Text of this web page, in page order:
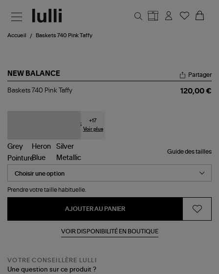
Accueil Baskets 740 Pink Taffy
NEW BALANCE
Baskets
Partager
Baskets 740 Pink Taffy 120,00 €
+17
Voir plus
Guide des tailles
Pointure
Prendre votre taille habituelle.
AJOUTER AU PANIER
VOIR DISPONIBILITÉ EN BOUTIQUE
VOTRE CONSEILLÈRE LULLI
Une question sur ce produit ?